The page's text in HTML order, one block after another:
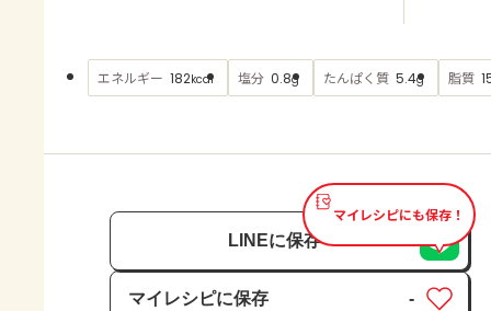
エネルギー 182kcal 塩分 0.8g たんぱく質 5.4g 脂質
マイレシピにも保存！
LINEに保存
マイレシピに保存
-